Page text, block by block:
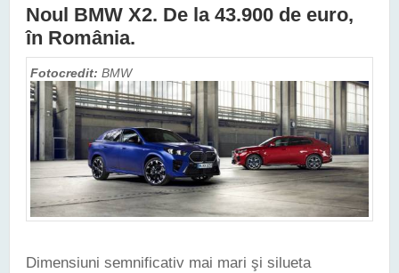
FOTO
PREȚURI MODELE NOI
MAȘINI ELECTRICE ȘI HIBRID
CONTACT
Noul BMW X2. De la 43.900 de euro,
în România.
Fotocredit: BMW
Dimensiuni semnificativ mai mari şi silueta